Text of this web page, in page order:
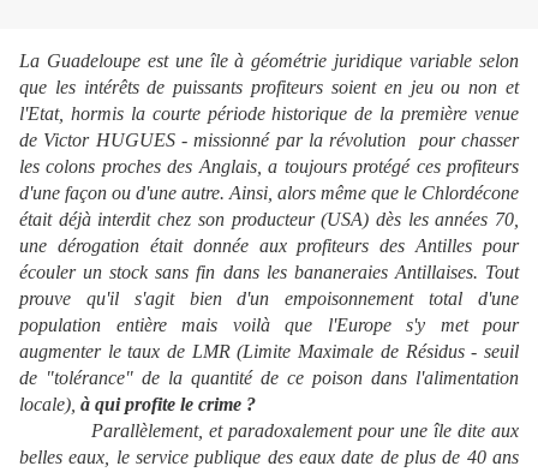
La Guadeloupe est une île à géométrie juridique variable selon
que les intérêts de puissants profiteurs soient en jeu ou non et
l'Etat, hormis la courte période historique de la première venue
de Victor HUGUES - missionné par la révolution pour chasser
les colons proches des Anglais, a toujours protégé ces profiteurs
d'une façon ou d'une autre. Ainsi, alors même que le Chlordécone
était déjà interdit chez son producteur (USA) dès les années 70,
une dérogation était donnée aux profiteurs des Antilles pour
écouler un stock sans fin dans les bananeraies Antillaises. Tout
prouve qu'il s'agit bien d'un empoisonnement total d'une
population entière mais voilà que l'Europe s'y met pour
augmenter le taux de LMR (Limite Maximale de Résidus - seuil
de "tolérance" de la quantité de ce poison dans l'alimentation
locale), à qui profite le crime ?
Parallèlement, et paradoxalement pour une île dite aux
belles eaux, le service publique des eaux date de plus de 40 ans